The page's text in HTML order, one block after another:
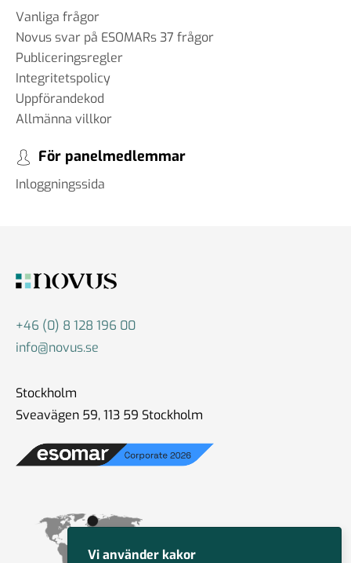
Vanliga frågor
Novus svar på ESOMARs 37 frågor
Publiceringsregler
Integritetspolicy
Uppförandekod
Allmänna villkor
För panelmedlemmar
Inloggningssida
+46 (0) 8 128 196 00
info@novus.se
Stockholm
Sveavägen 59, 113 59 Stockholm
Vi använder kakor